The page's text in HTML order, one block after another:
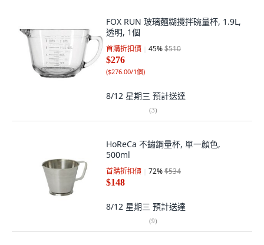
FOX RUN 玻璃麵糊攪拌碗量杯, 1.9L,
透明, 1個
首購折扣價 45%$510
$276
($276.00/1個)
8/12 星期三 預計送達
(3)
HoReCa 不鏽鋼量杯, 單一顏色,
500ml
首購折扣價 72%$534
$148
8/12 星期三 預計送達
(9)